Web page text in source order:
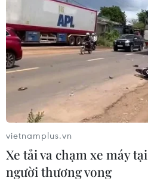
vietnamplus.vn
Xe tải va chạm xe máy
người thương vong